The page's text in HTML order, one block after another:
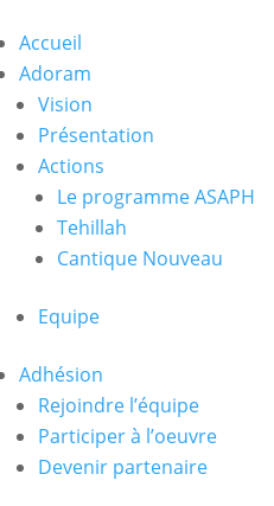
Accueil
Adoram
Vision
Présentation
Actions
Le programme ASAPH
Tehillah
Cantique Nouveau
Equipe
Adhésion
Rejoindre l’équipe
Participer à l’oeuvre
Devenir partenaire